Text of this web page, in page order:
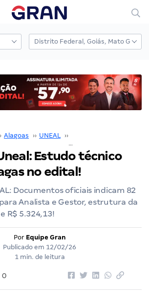
Alagoas ›› UNEAL ››
Estudo técnico
no edital!
Documentos oficiais indicam 82
Analista e Gestor, estrutura da
R$ 5.324,13!
Por Equipe Gran
Publicado em 12/02/26
1 min. de leitura
0